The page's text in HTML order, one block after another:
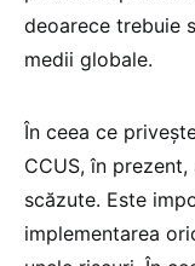
deoarece trebuie
medii globale.
În ceea ce
CCUS, în
scăzute. Este
implementarea